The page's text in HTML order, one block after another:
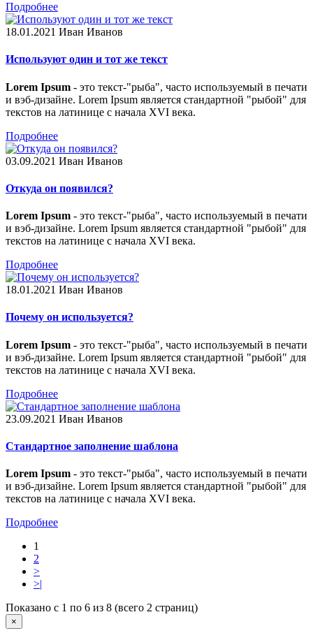
Подробнее
18.01.2021 Иван Иванов
Используют один и тот же текст
Lorem Ipsum - это текст-"рыба", часто используемый в печати
и вэб-дизайне. Lorem Ipsum является стандартной "рыбой" для
текстов на латинице с начала XVI века.
Подробнее
03.09.2021 Иван Иванов
Откуда он появился?
Lorem Ipsum - это текст-"рыба", часто используемый в печати
и вэб-дизайне. Lorem Ipsum является стандартной "рыбой" для
текстов на латинице с начала XVI века.
Подробнее
18.01.2021 Иван Иванов
Почему он используется?
Lorem Ipsum - это текст-"рыба", часто используемый в печати
и вэб-дизайне. Lorem Ipsum является стандартной "рыбой" для
текстов на латинице с начала XVI века.
Подробнее
23.09.2021 Иван Иванов
Стандартное заполнение шаблона
Lorem Ipsum - это текст-"рыба", часто используемый в печати
и вэб-дизайне. Lorem Ipsum является стандартной "рыбой" для
текстов на латинице с начала XVI века.
Подробнее
1
2
>
>|
Показано с 1 по 6 из 8 (всего 2 страниц)
×